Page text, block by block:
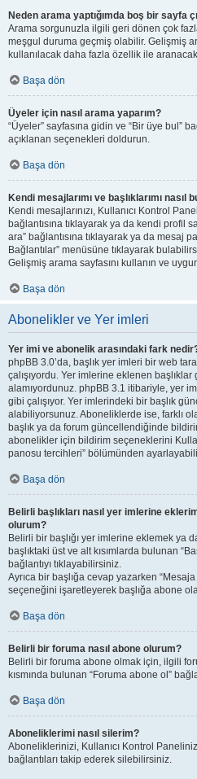
Neden arama yaptığımda boş bir sayfa
Arama sorgunuzla ilgili geri dönen çok
meşgul duruma geçmiş olabilir. Gelişmiş
kullanılacak daha fazla özellik ile
Başa dön
Üyeler için nasıl arama yaparım?
“Üyeler” sayfasına gidin ve “Bir üye bul”
açıklanan seçenekleri doldurun.
Başa dön
Kendi mesajlarımı ve başlıklarımı nasıl
Kendi mesajlarınızı, Kullanıcı Kontrol
bağlantısına tıklayarak ya da kendi profil
ara” bağlantısına tıklayarak ya da mesaj
Bağlantılar” menüsüne tıklayarak
Gelişmiş arama sayfasını kullanın ve
Başa dön
Abonelikler ve Yer imleri
Yer imi ve abonelik arasındaki fark
phpBB 3.0’da, başlık yer imleri bir web
çalışıyordu. Yer imlerine eklenen
alamıyordunuz. phpBB 3.1 itibariyle, yer
gibi çalışıyor. Yer imlerindeki bir başlık
alabiliyorsunuz. Aboneliklerde ise, farklı
başlık ya da forum güncellendiğinde
abonelikler için bildirim seçeneklerini
panosu tercihleri” bölümünden
Başa dön
Belirli başlıkları nasıl yer imlerine
olurum?
Belirli bir başlığı yer imlerine eklemek ya
başlıktaki üst ve alt kısımlarda bulunan
bağlantıyı tıklayabilirsiniz.
Ayrıca bir başlığa cevap yazarken
seçeneğini işaretleyerek başlığa abone
Başa dön
Belirli bir foruma nasıl abone olurum?
Belirli bir foruma abone olmak için, ilgili
kısmında bulunan “Foruma abone ol”
Başa dön
Aboneliklerimi nasıl silerim?
Aboneliklerinizi, Kullanıcı Kontrol
bağlantıları takip ederek silebilirsiniz.